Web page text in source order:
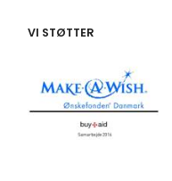
VI STØTTER